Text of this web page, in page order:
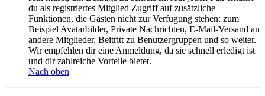
du als registriertes Mitglied Zugriff auf zusätzliche
Funktionen, die Gästen nicht zur Verfügung stehen: zum
Beispiel Avatarbilder, Private Nachrichten, E-Mail-Versand an
andere Mitglieder, Beitritt zu Benutzergruppen und so weiter.
Wir empfehlen dir eine Anmeldung, da sie schnell erledigt ist
und dir zahlreiche Vorteile bietet.
Nach oben